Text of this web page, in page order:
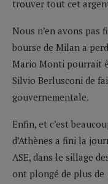
trouver tout cet
Nous n’en avons pas
bourse de Milan a
Mario Monti pourrait
Silvio Berlusconi de
gouvernementale.
Enfin, et c’est
d’Athènes a fini la
ASE, dans le sillage
ont plongé de plus de